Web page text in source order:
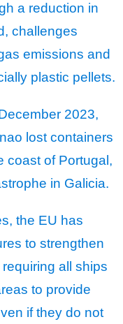
a reduction in
challenges
emissions and
plastic pellets.
2023,
lost containers
coast of Portugal,
in Galicia.
the EU has
to strengthen
all ships
to provide
if they do not